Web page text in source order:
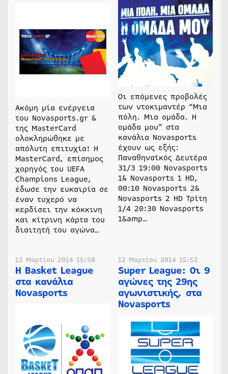
Ακόμη μία ενέργεια
του Novasports.gr &
της MasterCard
ολοκληρώθηκε με
απόλυτη επιτυχία! H
MasterCard, επίσημος
χορηγός του UEFA
Champions League,
έδωσε την ευκαιρία σε
έναν τυχερό να
κερδίσει την κόκκινη
και κίτρινη κάρτα του
διαιτητή του αγώνα…
Οι επόμενες προβολές
των ντοκιμαντέρ “Μια
πόλη. Μια ομάδα. Η
ομάδα μου” στα
κανάλια Novasports
έχουν ως εξής:
Παναθηναϊκός Δευτέρα
31/3 19:00 Novasports
1& Novasports 1 HD,
00:10 Novasports 2&
Novasports 2 HD Τρίτη
1/4 20:30 Novasports
1&amp…
12 Μαρτίου 2014 15:58
H Basket League
στα κανάλια
Novasports
12 Μαρτίου 2014 15:52
Super League: Οι 9
αγώνες της 29ης
αγωνιστικής, στα
Novasports